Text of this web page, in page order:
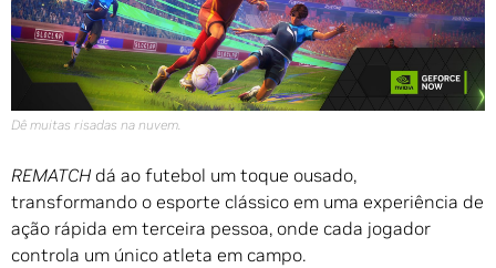
Dê muitas risadas na nuvem.
REMATCH dá ao futebol um toque ousado,
transformando o esporte clássico em uma experiência de
ação rápida em terceira pessoa, onde cada jogador
controla um único atleta em campo.